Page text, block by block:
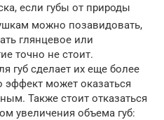
если губы от природы
можно позавидовать,
глянцевое или
точно не стоит.
губ сделает их еще более
эффект может оказаться
Также стоит отказаться
увеличения объема губ: